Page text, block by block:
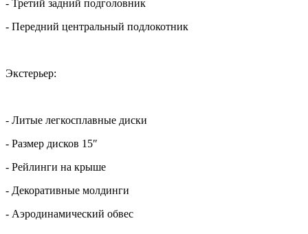
- Третий задний подголовник
- Передний центральный подлокотник
Экстерьер:
- Литые легкосплавные диски
- Размер дисков 15″
- Рейлинги на крыше
- Декоративные молдинги
- Аэродинамический обвес